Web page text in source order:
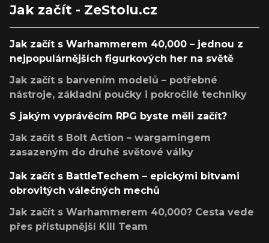
Jak začít - ZeStolu.cz
Jak začít s Warhammerem 40,000 – jednou z
nejpopulárnějších figurkových her na světě
Jak začít s barvením modelů – potřebné
nástroje, základní poučky i pokročilé techniky
S jakým vyprávěcím RPG byste měli začít?
Jak začít s Bolt Action – wargamingem
zasazeným do druhé světové války
Jak začít s BattleTechem – epickými bitvami
obrovitých válečných mechů
Jak začít s Warhammerem 40,000? Cesta vede
přes přístupnější Kill Team